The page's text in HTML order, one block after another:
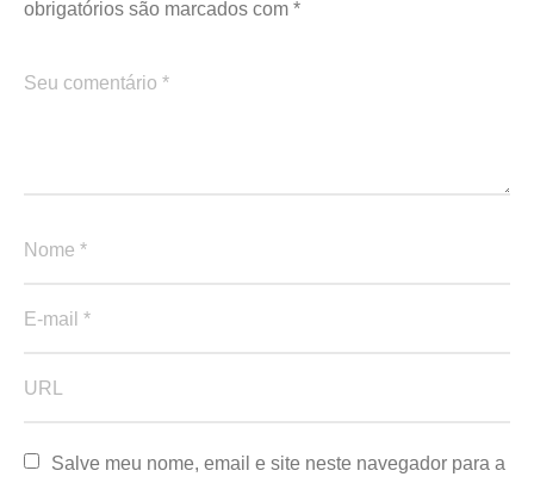
obrigatórios são marcados com *
Salve meu nome, email e site neste navegador para a